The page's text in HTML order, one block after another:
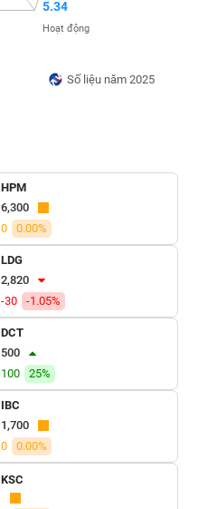
Số liệu năm 2025
5.34
Hoạt động
HPM
6,300
0
0.00%
LDG
2,820
-30
-1.05%
DCT
500
100
25%
IBC
1,700
0
0.00%
KSC